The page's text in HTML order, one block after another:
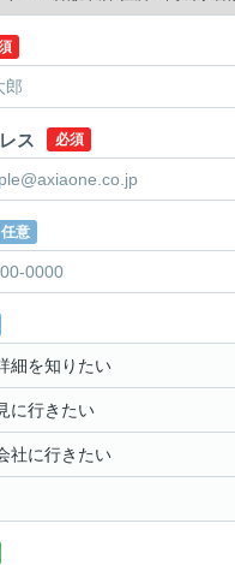
ス 必須
任意
細を知りたい
に行きたい
社に行きたい